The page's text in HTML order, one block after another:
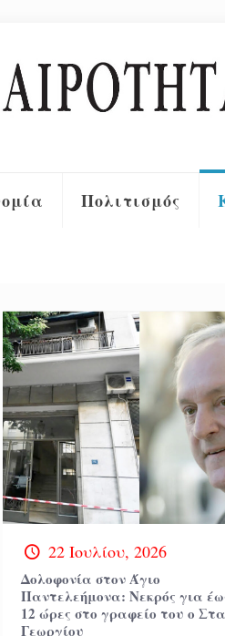
Πολιτισμός
22 Ιουλίου, 2026
Δολοφονία στον Άγιο
Παντελεήμονα: Νεκρός για
12 ώρες στο γραφείο του ο
Γεωργίου